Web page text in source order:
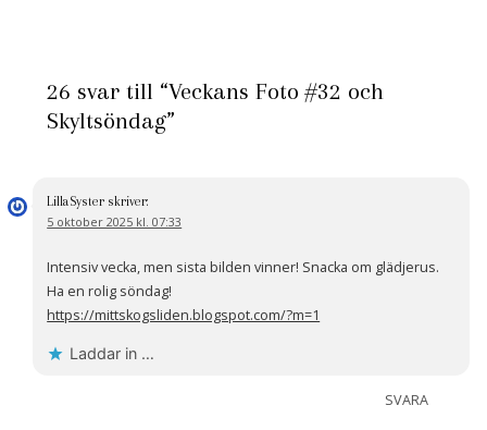
26 svar till “Veckans Foto #32 och
Skyltsöndag”
LillaSyster skriver:
5 oktober 2025 kl. 07:33
Intensiv vecka, men sista bilden vinner! Snacka om glädjerus.
Ha en rolig söndag!
https://mittskogsliden.blogspot.com/?m=1
Laddar in …
SVARA